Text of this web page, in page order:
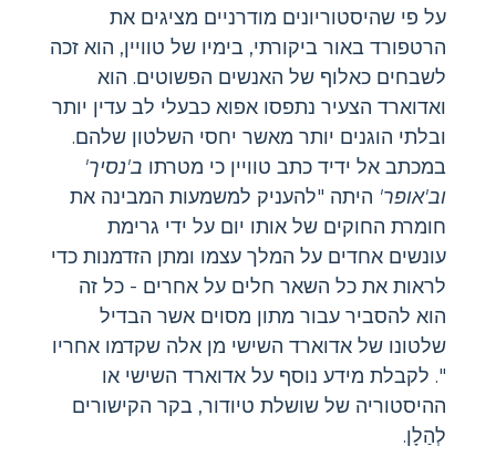
על פי שהיסטוריונים מודרניים מציגים את
הרטפורד באור ביקורתי, בימיו של טוויין, הוא זכה
לשבחים כאלוף של האנשים הפשוטים. הוא
ואדוארד הצעיר נתפסו אפוא כבעלי לב עדין יותר
ובלתי הוגנים יותר מאשר יחסי השלטון שלהם.
במכתב אל ידיד כתב טוויין כי מטרתו ב'נסיך'
וב'אופר' היתה "להעניק למשמעות המבינה את
חומרת החוקים של אותו יום על ידי גרימת
עונשים אחדים על המלך עצמו ומתן הזדמנות כדי
לראות את כל השאר חלים על אחרים - כל זה
הוא להסביר עבור מתון מסוים אשר הבדיל
שלטונו של אדוארד השישי מן אלה שקדמו אחריו
". לקבלת מידע נוסף על אדוארד השישי או
ההיסטוריה של שושלת טיודור, בקר הקישורים
לְהַלָן.